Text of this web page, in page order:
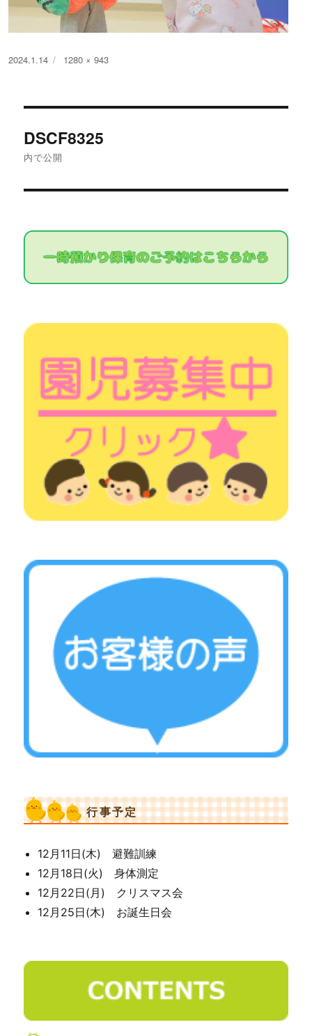
投
2024.1.14
フ
イ
1280 × 943
稿
ゲ
ョ
ン
DSCF8325
内で公開
行事予定
12月11日(木) 避難訓練
12月18日(火) 身体測定
12月22日(月) クリスマス会
12月25日(木) お誕生日会